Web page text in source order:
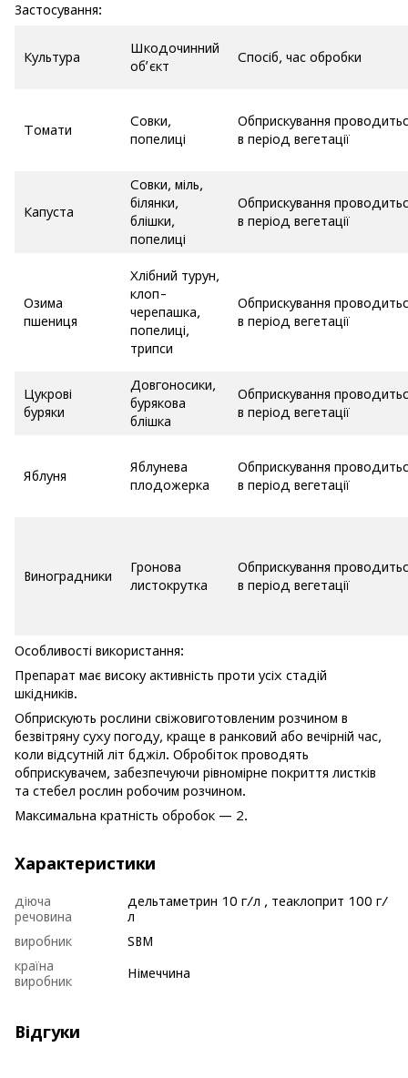
Застосування:
Культура
Шкодочинний
об’єкт
Спосіб, час обробки
Томати
Совки,
попелиці
Обприскування
в період вегетації
Капуста
Совки, міль,
білянки,
блішки,
попелиці
Обприскування
в період вегетації
Озима
пшениця
Хлібний турун,
клоп-
черепашка,
попелиці,
трипси
Обприскування
в період вегетації
Цукрові
буряки
Довгоносики,
бурякова
блішка
Обприскування
в період вегетації
Яблуня
Яблунева
плодожерка
Обприскування
в період вегетації
Виноградники
Гронова
листокрутка
Обприскування
в період вегетації
Особливості використання:
Препарат має високу активність проти усіх стадій
шкідників.
Обприскують рослини свіжовиготовленим розчином в
безвітряну суху погоду, краще в ранковий або вечірній час,
коли відсутній літ бджіл. Обробіток проводять
обприскувачем, забезпечуючи рівномірне покриття листків
та стебел рослин робочим розчином.
Максимальна кратність обробок — 2.
Характеристики
діюча
речовина
дельтаметрин 10 г/л , теаклоприт 100 г/
л
виробник
SBM
країна
виробник
Німеччина
Відгуки